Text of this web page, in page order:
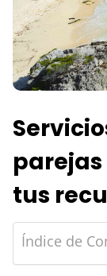
tus
Índice de